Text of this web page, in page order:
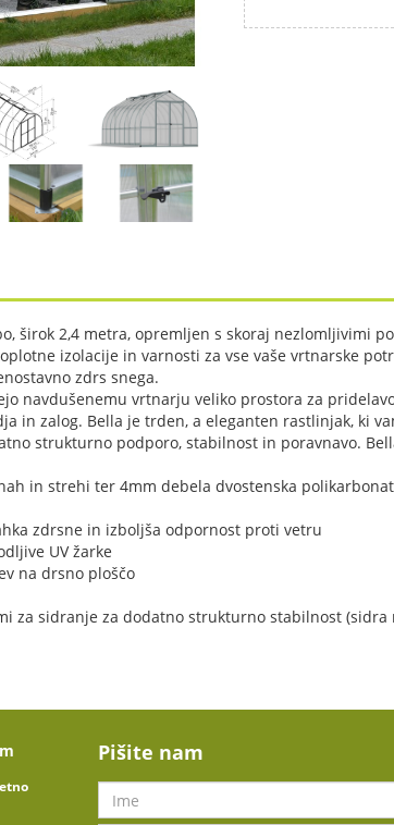
širok 2,4 metra, opremljen s skoraj nezlomljivimi
izolacije in varnosti za vse vaše vrtnarske
zdrs snega.
navdušenemu vrtnarju veliko prostora za
in zalog. Bella je trden, a eleganten rastlinjak, ki
strukturno podporo, stabilnost in poravnavo.
in strehi ter 4mm debela dvostenska
zdrsne in izboljša odpornost proti vetru
UV žarke
na drsno ploščo
za sidranje za dodatno strukturno stabilnost (sidra
Pišite nam